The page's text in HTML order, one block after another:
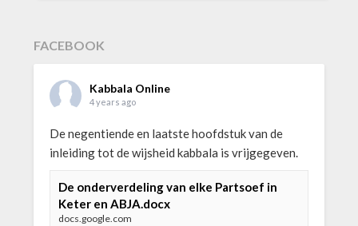
FACEBOOK
Kabbala Online
4 years ago
De negentiende en laatste hoofdstuk van de
inleiding tot de wijsheid kabbala is vrijgegeven.
De onderverdeling van elke Partsoef in
Keter en ABJA.docx
docs.google.com